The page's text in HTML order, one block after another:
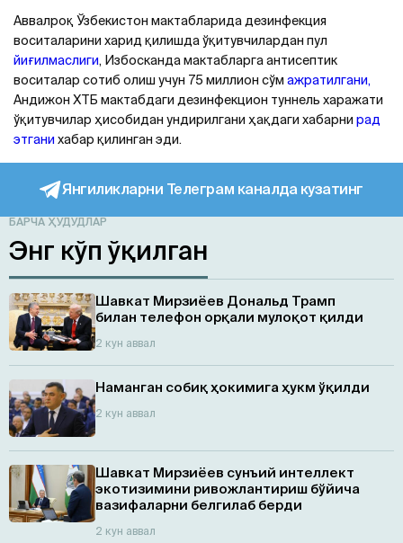
Аввалроқ Ўзбекистон мактабларида дезинфекция
воситаларини харид қилишда ўқитувчилардан пул
йиғилмаслиги, Избосканда мактабларга антисептик
воситалар сотиб олиш учун 75 миллион сўм ажратилгани,
Aндижон ХТБ мактабдаги дезинфекцион туннель харажати
ўқитувчилар ҳисобидан ундирилгани ҳақдаги хабарни рад
этгани хабар қилинган эди.
Янгиликларни Телеграм каналда кузатинг
БАРЧА ҲУДУДЛАР
Энг кўп ўқилган
Шавкат Мирзиёев Дональд Трамп
билан телефон орқали мулоқот қилди
2 кун аввал
Наманган собиқ ҳокимига ҳукм ўқилди
2 кун аввал
Шавкат Мирзиёев сунъий интеллект
экотизимини ривожлантириш бўйича
вазифаларни белгилаб берди
2 кун аввал